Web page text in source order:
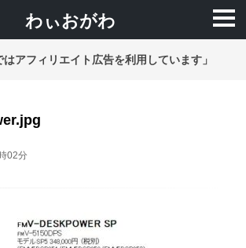
わぃおがわ
はアフィリエイト広告を利用しています」
02分